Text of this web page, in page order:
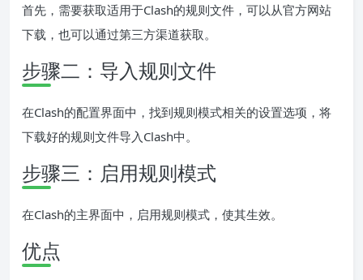
首先，需要获取适用于Clash的规则文件，可以从官方网站
下载，也可以通过第三方渠道获取。
步骤二：导入规则文件
在Clash的配置界面中，找到规则模式相关的设置选项，将
下载好的规则文件导入Clash中。
步骤三：启用规则模式
在Clash的主界面中，启用规则模式，使其生效。
优点